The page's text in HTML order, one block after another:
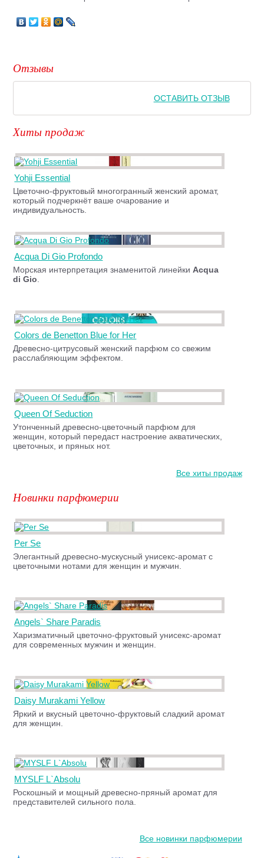
Отзывы
ОСТАВИТЬ ОТЗЫВ
Хиты продаж
Yohji Essential
Цветочно-фруктовый многогранный женский аромат,
который подчеркнёт ваше очарование и
индивидуальность.
Acqua Di Gio Profondo
Морская интерпретация знаменитой линейкиAcqua
di Gio.
Colors de Benetton Blue for Her
Древесно-цитрусовый женский парфюм со свежим
расслабляющим эффектом.
Queen Of Seduction
Утонченный древесно-цветочный парфюм для
женщин, который передаст настроение акватических,
цветочных, и пряных нот.
Все хиты продаж
Новинки парфюмерии
Per Se
Элегантный древесно-мускусный унисекс-аромат с
цветочными нотами для женщин и мужчин.
Angels` Share Paradis
Харизматичный цветочно-фруктовый унисекс-аромат
для современных мужчин и женщин.
Daisy Murakami Yellow
Яркий и вкусный цветочно-фруктовый сладкий аромат
для женщин.
MYSLF L`Absolu
Роскошный и мощный древесно-пряный аромат для
представителей сильного пола.
Все новинки парфюмерии